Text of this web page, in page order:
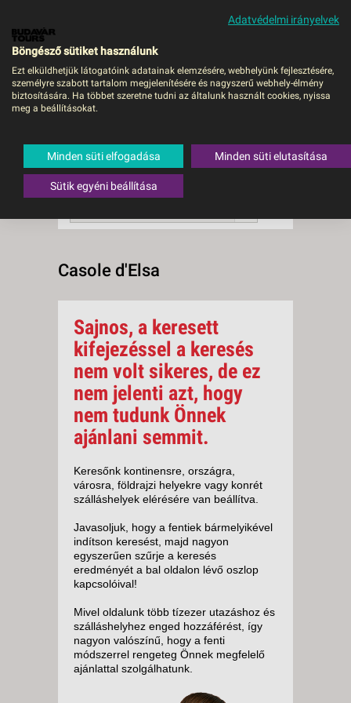
MENÜ
Casole d'Elsa
megfelelő utazásttaláltunk.
A keresővel tovább szűkítheti a
találati listát!
RENDEZÉS:
Casole d'Elsa
Sajnos, a keresett
kifejezéssel a keresés
nem volt sikeres, de ez
nem jelenti azt, hogy
nem tudunk Önnek
ajánlani semmit.
Keresőnk kontinensre, országra,
városra, földrajzi helyekre vagy konrét
szálláshelyek elérésére van beállítva.
Javasoljuk, hogy a fentiek bármelyikével
indítson keresést, majd nagyon
egyszerűen szűrje a keresés
eredményét a bal oldalon lévő oszlop
kapcsolóival!
Mivel oldalunk több tízezer utazáshoz és
szálláshelyhez enged hozzáférést, így
nagyon valószínű, hogy a fenti
módszerrel rengeteg Önnek megfelelő
ajánlattal szolgálhatunk.
Adatvédelmi irányelvek
Böngésző sütiket használunk
Ezt elküldhetjük látogatóink adatainak elemzésére, webhelyünk fejlesztésére,
személyre szabott tartalom megjelenítésére és nagyszerű webhely-élmény
biztosítására. Ha többet szeretne tudni az általunk használt cookies, nyissa
meg a beállításokat.
Minden süti elfogadása Minden süti elutasítása
Sütik egyéni beállítása